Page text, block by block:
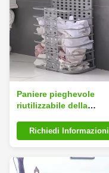
Paniere pieghevole
riutilizzabile della
Richiedi Informazioni